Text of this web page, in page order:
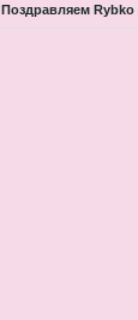
Поздравляем